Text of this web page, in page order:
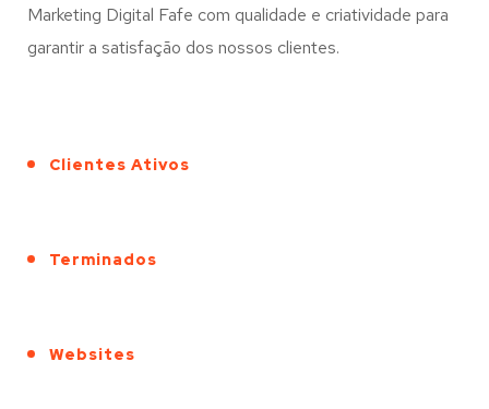
Marketing Digital Fafe com qualidade e criatividade para
garantir a satisfação dos nossos clientes.
Clientes Ativos
Terminados
Websites